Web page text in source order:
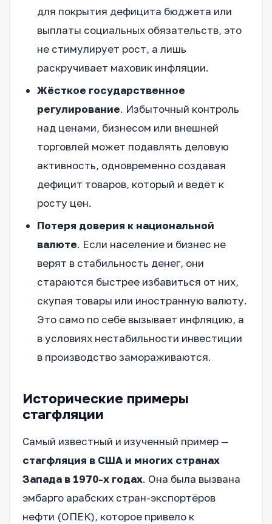
для покрытия дефицита бюджета или
выплаты социальных обязательств, это
не стимулирует рост, а лишь
раскручивает маховик инфляции.
Жёсткое государственное
регулирование. Избыточный контроль
над ценами, бизнесом или внешней
торговлей может подавлять деловую
активность, одновременно создавая
дефицит товаров, который и ведёт к
росту цен.
Потеря доверия к национальной
валюте. Если население и бизнес не
верят в стабильность денег, они
стараются быстрее избавиться от них,
скупая товары или иностранную валюту.
Это само по себе вызывает инфляцию, а
в условиях нестабильности инвестиции
в производство замораживаются.
Исторические примеры
стагфляции
Самый известный и изученный пример —
стагфляция в США и многих странах
Запада в 1970-х годах. Она была вызвана
эмбарго арабских стран-экспортёров
нефти (ОПЕК), которое привело к